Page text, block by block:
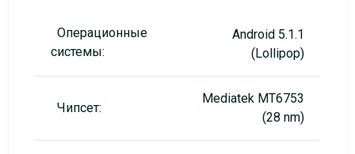
Операционные
системы:
Android 5.1.1
(Lollipop)
Чипсет:
Mediatek MT6753
(28 nm)